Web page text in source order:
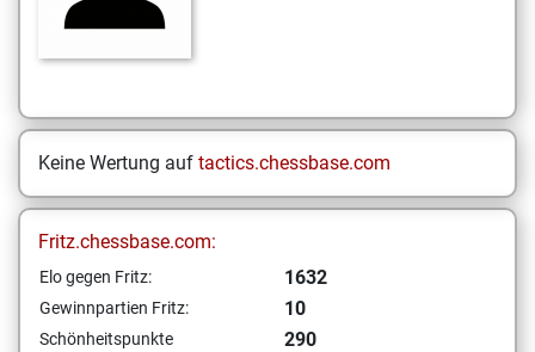
Keine Wertung auf tactics.chessbase.com
Fritz.chessbase.com:
Elo gegen Fritz: 1632
Gewinnpartien Fritz: 10
Schönheitspunkte
290